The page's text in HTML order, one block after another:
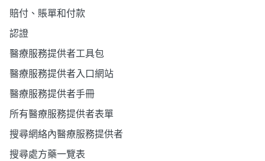
賠付、賬單和付款
認證
醫療服務提供者工具包
醫療服務提供者入口網站
醫療服務提供者手冊
所有醫療服務提供者表單
搜尋網絡內醫療服務提供者
搜尋處方藥一覽表